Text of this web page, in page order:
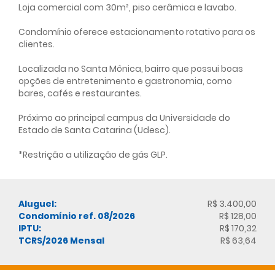
Loja comercial com 30m², piso cerâmica e lavabo.
Condomínio oferece estacionamento rotativo para os
clientes.
Localizada no Santa Mônica, bairro que possui boas
opções de entretenimento e gastronomia, como
bares, cafés e restaurantes.
Próximo ao principal campus da Universidade do
Estado de Santa Catarina (Udesc).
*Restrição a utilização de gás GLP.
Aluguel:
R$ 3.400,00
Condomínio ref. 08/2026
R$ 128,00
IPTU:
R$ 170,32
TCRS/2026 Mensal
R$ 63,64